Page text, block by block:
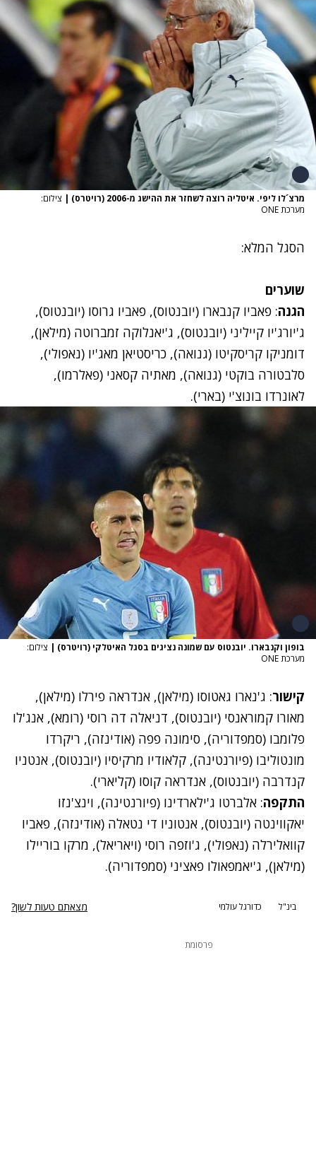
מרצ´לו ליפי. איטליה רוצה לשחזר את ההישג מ-2006 (רויטרס) | צילום:
מערכת ONE
הסגל המלא:
שוערים
הגנה: פאביו קנבארו (יובנטוס), פאביו גרוסו (יובנטוס),
ג'יורג'יו קייליני (יובנטוס), ג'יאנלוקה זמברוטה (מילאן),
דומניקו קריסקיטו (גנואה), כריסטיאן מאג'יו (נאפולי),
סלבטורה בוקטי (גנואה), מאתיה קסאני (פאלרמו),
לאונרדו בונוצ'י (בארי).
בופון וקנבארו. יובנטוס עם שמונה נציגים בסגל האיטלקי (רויטרס) | צילום:
מערכת ONE
קישור: ג'נארו גאטוסו (מילאן), אנדראה פירלו (מילאן),
מאורו קמוראנסי (יובנטוס), דניאלה דה רוסי (רומא), אנג'לו
פלומבו (סמפדוריה), סימונה פפה (אודינזה), ריקרדו
מונטוליבו (פיורנטינה), קלאודיו מרקיסיו (יובנטוס), אנטניו
קנדרבה (יובנטוס), אנדראה קוסו (קליארי).
התקפה: אלברטו ג'ילארדינו (פיורנטינה), וינצ'נזו
יאקווינטה (יובנטוס), אנטוניו די נטאלה (אודינזה), פאביו
קוואלירלה (נאפולי), ג'וזפה רוסי (ויאריאל), מרקו בוריילו
(מילאן), ג'יאמפאולו פאציני (סמפדוריה).
בינ"ל כדורגל עולמי מצאתם טעות לשון?
פרסומת